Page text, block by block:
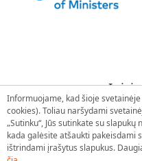
Informuojame, kad šioje
cookies). Toliau naršydami
„Sutinku“, Jūs sutinkate su
kada galėsite atšaukti pakeisdami
ištrindami įrašytus slapukus.